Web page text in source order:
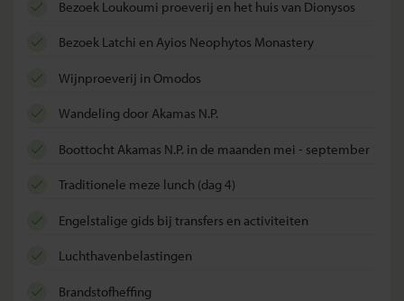
bezoek Loukoumi proeverij en het huis van Dionysos
bezoek Latchi en Ayios Neophytos Monastery
wijnproeverij in Omodos
wandeling door Akamas N.P.
boottocht Akamas N.P. in de maanden mei - september
traditionele meze lunch (dag 4)
Engelstalige gids bij transfers en activiteiten
luchthavenbelastingen
brandstofheffing